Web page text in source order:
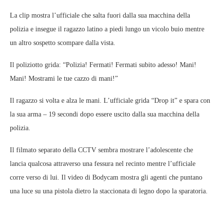
La clip mostra l’ufficiale che salta fuori dalla sua macchina della
polizia e insegue il ragazzo latino a piedi lungo un vicolo buio mentre
un altro sospetto scompare dalla vista.
Il poliziotto grida: “Polizia! Fermati! Fermati subito adesso! Mani!
Mani! Mostrami le tue cazzo di mani!”
Il ragazzo si volta e alza le mani. L’ufficiale grida “Drop it” e spara con
la sua arma – 19 secondi dopo essere uscito dalla sua macchina della
polizia.
Il filmato separato della CCTV sembra mostrare l’adolescente che
lancia qualcosa attraverso una fessura nel recinto mentre l’ufficiale
corre verso di lui. Il video di Bodycam mostra gli agenti che puntano
una luce su una pistola dietro la staccionata di legno dopo la sparatoria.